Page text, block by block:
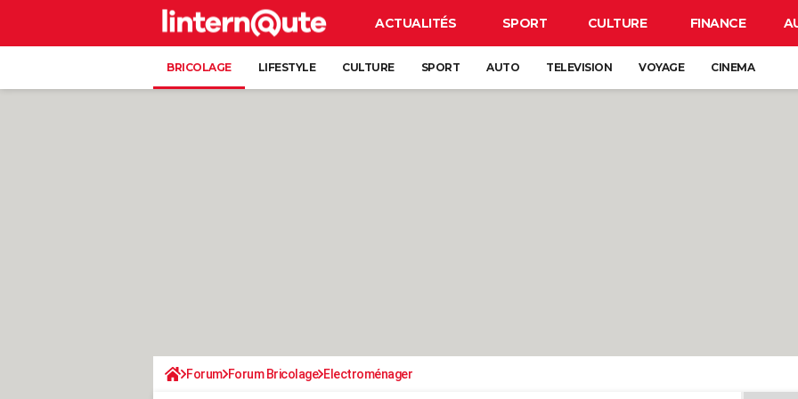
ACTUALITÉS SPORT CULTURE FINANCE
BRICOLAGE LIFESTYLE CULTURE SPORT AUTO TELEVISION VOYAGE CINEMA
Forum Forum Bricolage Electroménager